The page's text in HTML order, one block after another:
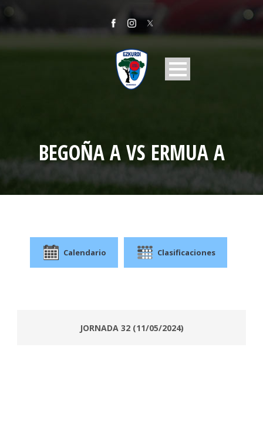
BEGOÑA A VS ERMUA A
Calendario Clasificaciones
JORNADA 32 (11/05/2024)